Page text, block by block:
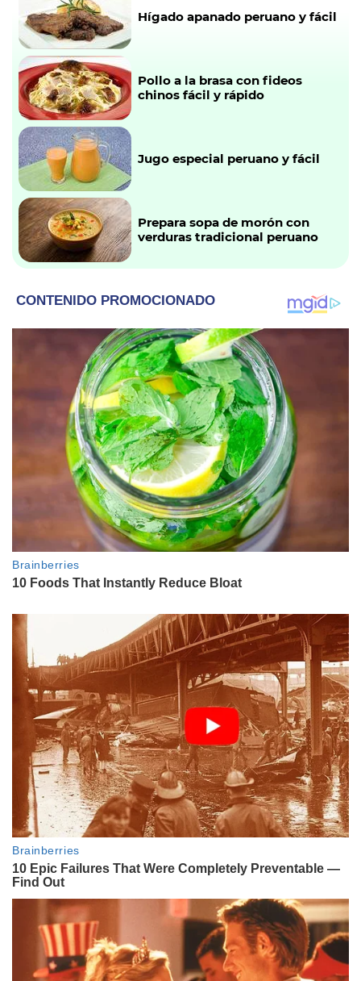
Hígado apanado peruano y fácil
Pollo a la brasa con fideos
chinos fácil y rápido
Jugo especial peruano y fácil
Prepara sopa de morón con
verduras tradicional peruano